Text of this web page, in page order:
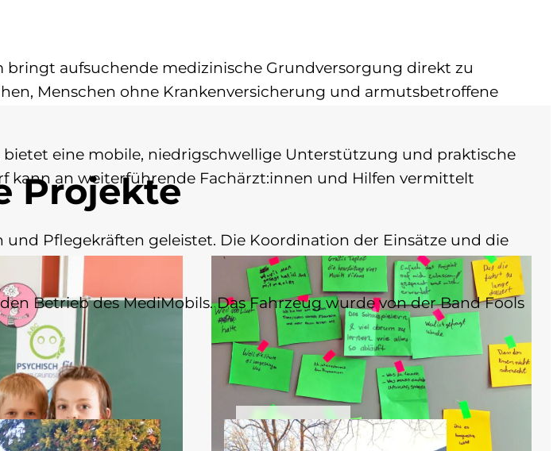
aufsuchende medizinische Grundversorgung direkt zu
Menschen ohne Krankenversicherung und armutsbetroffene
eine mobile, niedrigschwellige Unterstützung und praktische
kann an weiterführende Fachärzt:innen und Hilfen vermittelt
Pflegekräften geleistet. Die Koordination der Einsätze und die
Betrieb des MediMobils. Das Fahrzeug wurde von der Band Fools
Projekte
Total Media